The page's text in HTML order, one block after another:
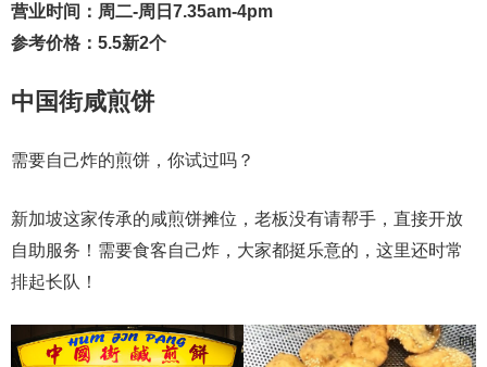
营业时间：周二-周日7.35am-4pm
参考价格：5.5新2个
中国街咸煎饼
需要自己炸的煎饼，你试过吗？
新加坡这家传承的咸煎饼摊位，老板没有请帮手，直接开放
自助服务！需要食客自己炸，大家都挺乐意的，这里还时常
排起长队！